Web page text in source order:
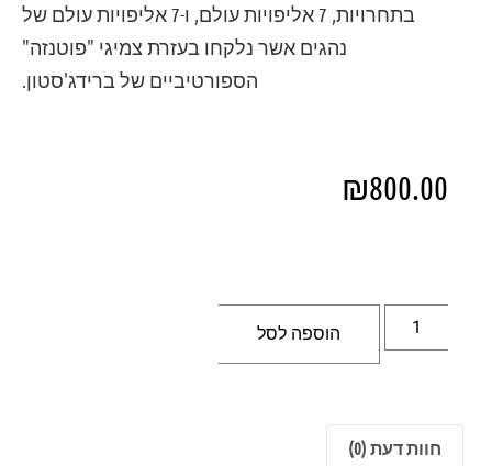
בתחרויות, 7 אליפויות עולם, ו-7 אליפויות עולם של
נהגים אשר נלקחו בעזרת צמיגי "פוטנזה"
הספורטיביים של ברידג'סטון.
₪800.00
הוספה לסל
חוות דעת (0)